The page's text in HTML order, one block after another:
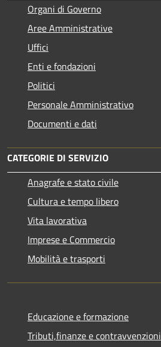
Organi di Governo
Aree Amministrative
Uffici
Enti e fondazioni
Politici
Personale Amministrativo
Documenti e dati
CATEGORIE DI SERVIZIO
Anagrafe e stato civile
Cultura e tempo libero
Vita lavorativa
Imprese e Commercio
Mobilità e trasporti
Educazione e formazione
Tributi,finanze e contravvenzioni